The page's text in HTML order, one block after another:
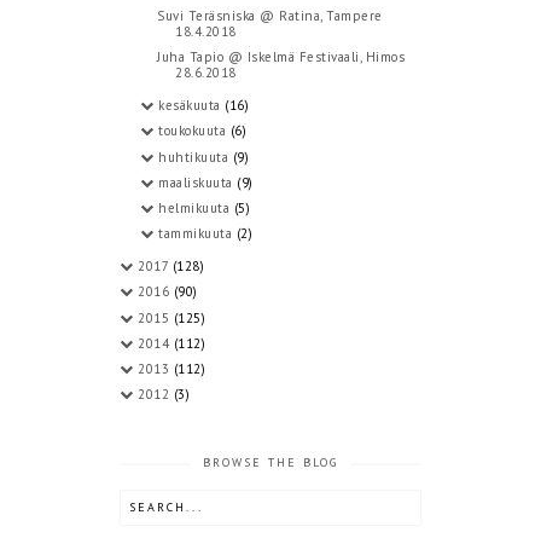
Suvi Teräsniska @ Ratina, Tampere
18.4.2018
Juha Tapio @ Iskelmä Festivaali, Himos
28.6.2018
kesäkuuta (16)
toukokuuta (6)
huhtikuuta (9)
maaliskuuta (9)
helmikuuta (5)
tammikuuta (2)
2017 (128)
2016 (90)
2015 (125)
2014 (112)
2013 (112)
2012 (3)
BROWSE THE BLOG